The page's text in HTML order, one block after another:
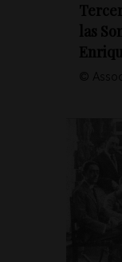
las
©